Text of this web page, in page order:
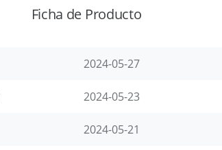
Ficha de Producto
2024-05-27
2024-05-23
2024-05-21